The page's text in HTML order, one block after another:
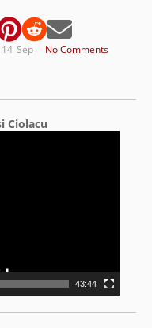
No Comments
Sep
14
Ciolacu
43:44